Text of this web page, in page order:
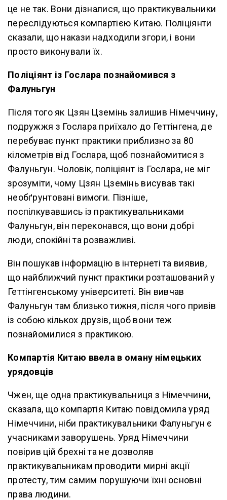
це не так. Вони дізналися, що практикувальники
переслідуються компартією Китаю. Поліціянти
сказали, що накази надходили згори, і вони
просто виконували їх.
Поліціянт із Гослара познайомився з
Фалуньгун
Після того як Цзян Цземінь залишив Німеччину,
подружжя з Гослара приїхало до Геттінгена, де
перебуває пункт практики приблизно за 80
кілометрів від Гослара, щоб познайомитися з
Фалуньгун. Чоловік, поліціянт із Гослара, не міг
зрозуміти, чому Цзян Цземінь висував такі
необґрунтовані вимоги. Пізніше,
поспілкувавшись із практикувальниками
Фалуньгун, він переконався, що вони добрі
люди, спокійні та розважливі.
Він пошукав інформацію в інтернеті та виявив,
що найближчий пункт практики розташований у
Геттінгенському університеті. Він вивчав
Фалуньгун там близько тижня, після чого привів
із собою кількох друзів, щоб вони теж
познайомилися з практикою.
Компартія Китаю ввела в оману німецьких
урядовців
Чжен, ще одна практикувальниця з Німеччини,
сказала, що компартія Китаю повідомила уряд
Німеччини, ніби практикувальники Фалуньгун є
учасниками заворушень. Уряд Німеччини
повірив цій брехні та не дозволяв
практикувальникам проводити мирні акції
протесту, тим самим порушуючи їхні основні
права людини.